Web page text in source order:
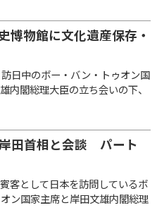
博物館に文化遺産保存・
日中のボー・バン・トゥオン国
内閣総理大臣の立ち会いの下、
田首相と会談 パート
客として日本を訪問しているボ
ン国家主席と岸田文雄内閣総理